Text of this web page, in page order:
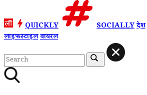
QUICKLY SOCIALLYदेश
लाइफस्टाइलवायरल